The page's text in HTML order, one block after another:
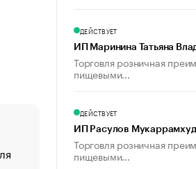
«От спорта тело стареет
ДЕЙСТВУЕТ
ИП Маринина Татьяна
Торговля розничная
пищевыми...
ДЕЙСТВУЕТ
ИП Расулов
Торговля розничная
пищевыми...